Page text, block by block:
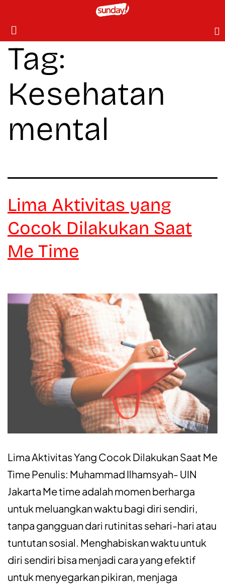
Tag:
Kesehatan
mental
Lima Aktivitas yang
Cocok Dilakukan Saat
Me Time
Lima Aktivitas Yang Cocok Dilakukan Saat Me
Time Penulis: Muhammad Ilhamsyah- UIN
Jakarta Me time adalah momen berharga
untuk meluangkan waktu bagi diri sendiri,
tanpa gangguan dari rutinitas sehari-hari atau
tuntutan sosial. Menghabiskan waktu untuk
diri sendiri bisa menjadi cara yang efektif
untuk menyegarkan pikiran, menjaga